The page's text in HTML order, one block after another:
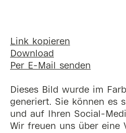
Link kopieren
Download
Per E-Mail senden
Dieses Bild wurde im
generiert. Sie können es
und auf Ihren Social-
Wir freuen uns über eine